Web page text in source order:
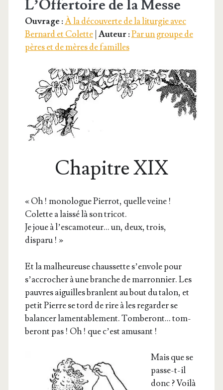
L’Offertoire de la Messe
Ouvrage :À la découverte de la liturgie avec
Bernard et Colette| Auteur :Par un groupe de
pères et de mères de familles
Chapitre XIX
« Oh ! mono­logue Pier­rot, quelle veine !
Colette a lais­sé là son tricot.
Je joue à l’escamoteur… un, deux, trois,
disparu ! »
Et la mal­heu­reuse chaus­sette s’envole pour
s’accrocher à une branche de mar­ron­nier. Les
pauvres aiguilles branlent au bout du talon, et
petit Pierre se tord de rire à les regar­der se
balan­cer lamen­ta­ble­ment. Tom­be­ront… tom­
be­ront pas ! Oh ! que c’est amusant !
Mais que se
passe-t-il
donc ? Voi­là